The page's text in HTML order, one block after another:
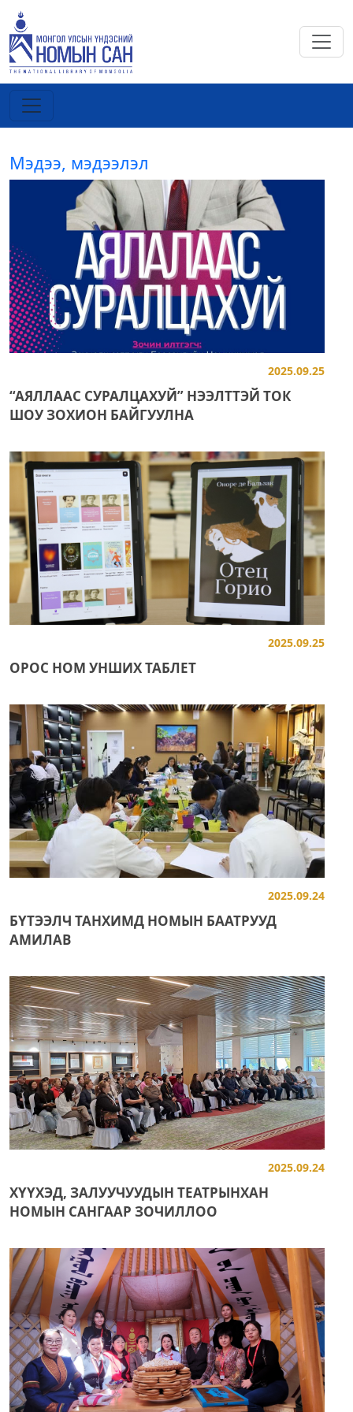
Мэдээ, мэдээлэл
2025.09.25
“АЯЛЛААС СУРАЛЦАХУЙ” НЭЭЛТТЭЙ ТОК
ШОУ ЗОХИОН БАЙГУУЛНА
2025.09.25
ОРОС НОМ УНШИХ ТАБЛЕТ
2025.09.24
БҮТЭЭЛЧ ТАНХИМД НОМЫН БААТРУУД
АМИЛАВ
2025.09.24
ХҮҮХЭД, ЗАЛУУЧУУДЫН ТЕАТРЫНХАН
НОМЫН САНГААР ЗОЧИЛЛОО